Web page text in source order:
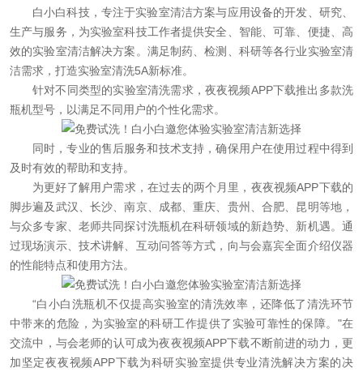
白小白科技，专注于实验室清洁方案与应用设备的开发、研究、
生产与服务，为实验室科技工作者提供安全、智能、可靠、便捷、高
效的实验室清洁解决方案。满足制药、检测、科研等各行业实验室清
洁需求，打造实验室清洗5A新标准。
针对不同类型的实验室清洗需求，夜夜视频APP下载推出多款洗
瓶机型号，以满足不同用户的个性化需求。
同时，专业的售后服务和技术支持，确保用户在使用过程中得到
及时有效的帮助和支持。
为更好了解用户需求，在过去的两个月里，夜夜视频APP下载的
脚步遍及武汉、长沙、南京、成都、重庆、贵州、合肥、昆明等地，
与众多专家、老师共同探讨洗瓶机在科研领域的新趋势、新机遇。通
过现场演示、技术讲解、互动问答等方式，向与会嘉宾全面介绍仪器
的性能特点和使用方法。
“白小白洗瓶机不仅提高实验室的清洗效率，还降低了清洗环节
中带来的危险，为实验室的科研工作提供了实验可靠性的保障。"在
交流中，与会老师的认可成为夜夜视频APP下载不断前进的动力，更
加坚定夜夜视频APP下载为科研实验室提供专业清洗解决方案的决